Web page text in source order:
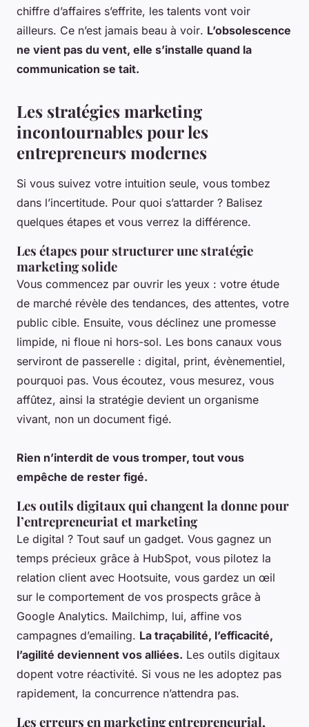
chiffre d’affaires s’effrite, les talents vont voir
ailleurs. Ce n’est jamais beau à voir. L’obsolescence
ne vient pas du vent, elle s’installe quand la
communication se tait.
Les stratégies marketing
incontournables pour les
entrepreneurs modernes
Si vous suivez votre intuition seule, vous tombez
dans l’incertitude. Pour quoi s’attarder ? Balisez
quelques étapes et vous verrez la différence.
Les étapes pour structurer une stratégie
marketing solide
Vous commencez par ouvrir les yeux : votre étude
de marché révèle des tendances, des attentes, votre
public cible. Ensuite, vous déclinez une promesse
limpide, ni floue ni hors-sol. Les bons canaux vous
serviront de passerelle : digital, print, évènementiel,
pourquoi pas. Vous écoutez, vous mesurez, vous
affûtez, ainsi la stratégie devient un organisme
vivant, non un document figé.
Rien n’interdit de vous tromper, tout vous
empêche de rester figé.
Les outils digitaux qui changent la donne pour
l’entrepreneuriat et marketing
Le digital ? Tout sauf un gadget. Vous gagnez un
temps précieux grâce à HubSpot, vous pilotez la
relation client avec Hootsuite, vous gardez un œil
sur le comportement de vos prospects grâce à
Google Analytics. Mailchimp, lui, affine vos
campagnes d’emailing. La traçabilité, l’efficacité,
l’agilité deviennent vos alliées. Les outils digitaux
dopent votre réactivité. Si vous ne les adoptez pas
rapidement, la concurrence n’attendra pas.
Les erreurs en marketing entrepreneurial,